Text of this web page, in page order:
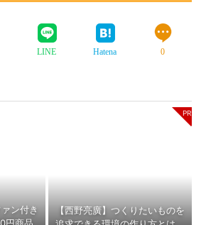
LINE Hatena 0
ン付き
【西野亮廣】つくりたいものを